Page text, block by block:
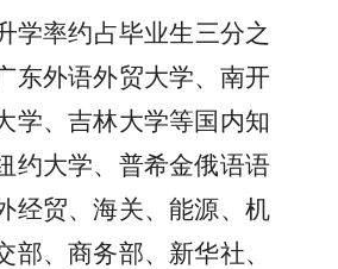
学率约占毕业生三分之
东外语外贸大学、南开
学、吉林大学等国内知
约大学、普希金俄语语
经贸、海关、能源、机
、商务部、新华社、